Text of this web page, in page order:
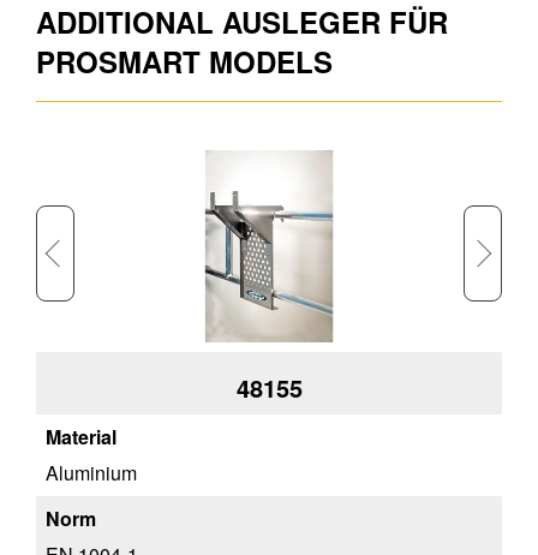
ADDITIONAL AUSLEGER FÜR
PROSMART MODELS
48155
Aluminium